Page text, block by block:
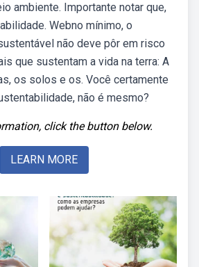
ambiente. Importante notar que,
Webno mínimo, o
não deve pôr em risco
que sustentam a vida na terra: A
os solos e os. Você certamente
não é mesmo?
click the button below.
LEARN MORE